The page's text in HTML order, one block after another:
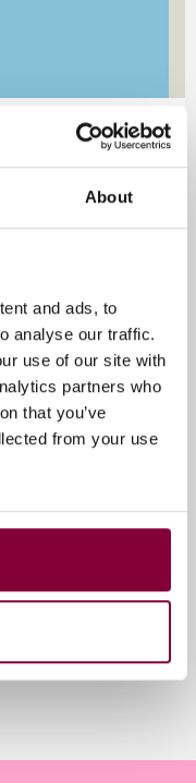
About
and ads, to
analyse our traffic.
use of our site with
partners who
that you’ve
from your use
van Media Campus
vernieuwers en
van morgen vorm
Nederland